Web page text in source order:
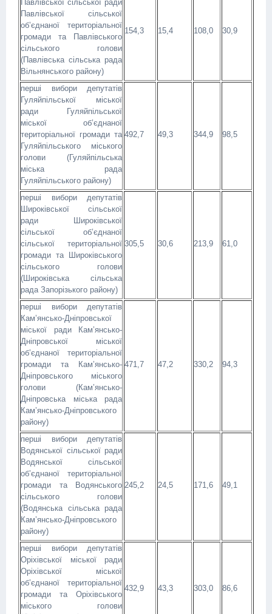
Павлівської сільської ради
Павлівської сільської
об’єднаної територіальної
громади та Павлівського
сільського голови
(Павлівська сільська рада
Вільнянського району)
154,3 15,4 108,0 30,9
перші вибори депутатів
Гуляйпільської міської
ради Гуляйпільської
міської об’єднаної
територіальної громади та
Гуляйпільського міського
голови (Гуляйпільська
міська рада
Гуляйпільського району)
492,7 49,3 344,9 98,5
перші вибори депутатів
Широківської сільської
ради Широківської
сільської об’єднаної
сільської територіальної
громади та Широківського
сільського голови
(Широківська сільська
рада Запорізького району)
305,5 30,6 213,9 61,0
перші вибори депутатів
Кам’янсько-Дніпровської
міської ради Кам’янсько-
Дніпровської міської
об’єднаної територіальної
громади та Кам’янсько-
Дніпровського міського
голови (Кам’янсько-
Дніпровська міська рада
Кам’янсько-Дніпровського
району)
471,7 47,2 330,2 94,3
перші вибори депутатів
Водянської сільської ради
Водянської сільської
об’єднаної територіальної
громади та Водянського
сільського голови
(Водянська сільська рада
Кам’янсько-Дніпровського
району)
245,2 24,5 171,6 49,1
перші вибори депутатів
Оріхівської міської ради
Оріхівської міської
об’єднаної територіальної
громади та Оріхівського
міського голови
432,9 43,3 303,0 86,6